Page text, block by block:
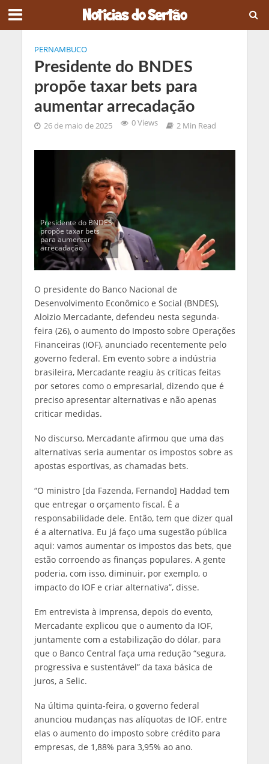
PERNAMBUCO
Presidente do BNDES
propõe taxar bets para
aumentar arrecadação
26 de maio de 2025 0 Views 2 Min Read
Presidente do BNDES
propõe taxar bets
para aumentar
arrecadação
O presidente do Banco Nacional de
Desenvolvimento Econômico e Social (BNDES),
Aloizio Mercadante, defendeu nesta segunda-
feira (26), o aumento do Imposto sobre Operações
Financeiras (IOF), anunciado recentemente pelo
governo federal. Em evento sobre a indústria
brasileira, Mercadante reagiu às críticas feitas
por setores como o empresarial, dizendo que é
preciso apresentar alternativas e não apenas
criticar medidas.
No discurso, Mercadante afirmou que uma das
alternativas seria aumentar os impostos sobre as
apostas esportivas, as chamadas bets.
“O ministro [da Fazenda, Fernando] Haddad tem
que entregar o orçamento fiscal. É a
responsabilidade dele. Então, tem que dizer qual
é a alternativa. Eu já faço uma sugestão pública
aqui: vamos aumentar os impostos das bets, que
estão corroendo as finanças populares. A gente
poderia, com isso, diminuir, por exemplo, o
impacto do IOF e criar alternativa”, disse.
Em entrevista à imprensa, depois do evento,
Mercadante explicou que o aumento da IOF,
juntamente com a estabilização do dólar, para
que o Banco Central faça uma redução “segura,
progressiva e sustentável” da taxa básica de
juros, a Selic.
Na última quinta-feira, o governo federal
anunciou mudanças nas alíquotas de IOF, entre
elas o aumento do imposto sobre crédito para
empresas, de 1,88% para 3,95% ao ano.